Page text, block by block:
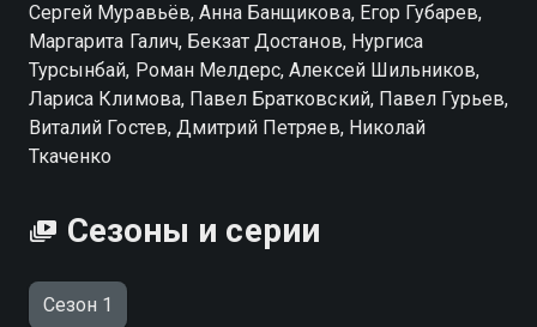
Сергей Муравьёв, Анна Банщикова, Егор Губарев,
Маргарита Галич, Бекзат Достанов, Нургиса
Турсынбай, Роман Мелдерс, Алексей Шильников,
Лариса Климова, Павел Братковский, Павел Гурьев,
Виталий Гостев, Дмитрий Петряев, Николай
Ткаченко
Сезоны и серии
Сезон 1